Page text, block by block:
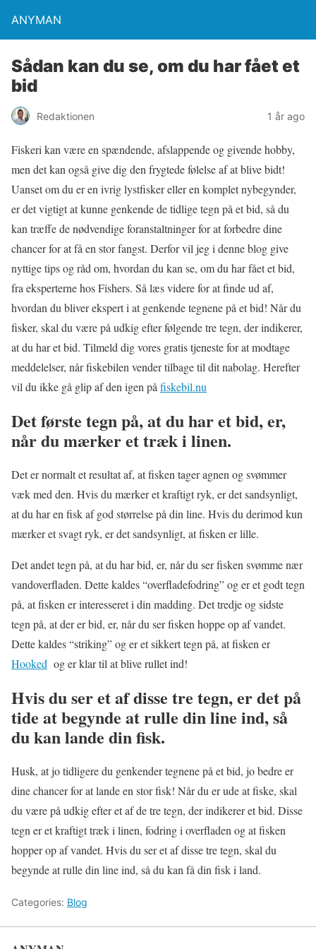
ANYMAN
Sådan kan du se, om du har fået et
bid
Redaktionen 1 år ago
Fiskeri kan være en spændende, afslappende og givende hobby,
men det kan også give dig den frygtede følelse af at blive bidt!
Uanset om du er en ivrig lystfisker eller en komplet nybegynder,
er det vigtigt at kunne genkende de tidlige tegn på et bid, så du
kan træffe de nødvendige foranstaltninger for at forbedre dine
chancer for at få en stor fangst. Derfor vil jeg i denne blog give
nyttige tips og råd om, hvordan du kan se, om du har fået et bid,
fra eksperterne hos Fishers. Så læs videre for at finde ud af,
hvordan du bliver ekspert i at genkende tegnene på et bid! Når du
fisker, skal du være på udkig efter følgende tre tegn, der indikerer,
at du har et bid. Tilmeld dig vores gratis tjeneste for at modtage
meddelelser, når fiskebilen vender tilbage til dit nabolag. Herefter
vil du ikke gå glip af den igen på fiskebil.nu
Det første tegn på, at du har et bid, er,
når du mærker et træk i linen.
Det er normalt et resultat af, at fisken tager agnen og svømmer
væk med den. Hvis du mærker et kraftigt ryk, er det sandsynligt,
at du har en fisk af god størrelse på din line. Hvis du derimod kun
mærker et svagt ryk, er det sandsynligt, at fisken er lille.
Det andet tegn på, at du har bid, er, når du ser fisken svømme nær
vandoverfladen. Dette kaldes “overfladefodring” og er et godt tegn
på, at fisken er interesseret i din madding. Det tredje og sidste
tegn på, at der er bid, er, når du ser fisken hoppe op af vandet.
Dette kaldes “striking” og er et sikkert tegn på, at fisken er
Hooked og er klar til at blive rullet ind!
Hvis du ser et af disse tre tegn, er det på
tide at begynde at rulle din line ind, så
du kan lande din fisk.
Husk, at jo tidligere du genkender tegnene på et bid, jo bedre er
dine chancer for at lande en stor fisk! Når du er ude at fiske, skal
du være på udkig efter et af de tre tegn, der indikerer et bid. Disse
tegn er et kraftigt træk i linen, fodring i overfladen og at fisken
hopper op af vandet. Hvis du ser et af disse tre tegn, skal du
begynde at rulle din line ind, så du kan få din fisk i land.
Categories: Blog